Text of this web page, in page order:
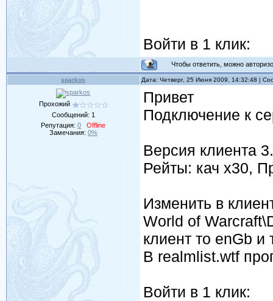
Войти в 1 клик:
Чтобы ответить, можно
sparkos Дата: Четверг, 25 Июня 2009, 14:32:48 |
Прохожий
Сообщений: 1
Репутация:0
Offline
Замечания: 0%
Привет
Подключение к
Версия клиента
Рейты: кач х30,
Изменить в
World of
клиент то enGb и
В realmlist.wtf
Войти в 1 клик: